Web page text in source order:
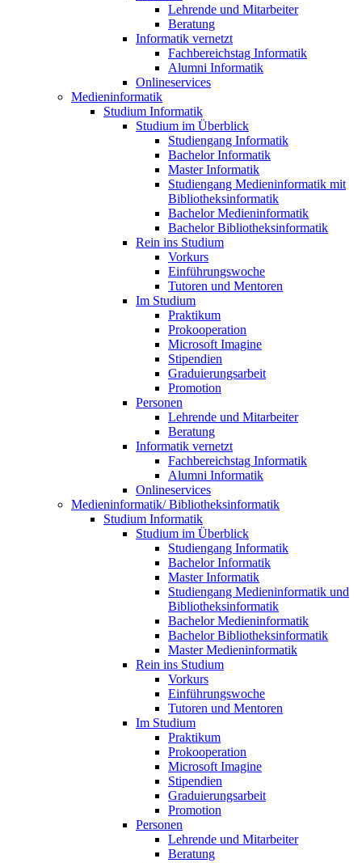
Lehrende und Mitarbeiter
Beratung
Informatik vernetzt
Fachbereichstag Informatik
Alumni Informatik
Onlineservices
Medieninformatik
Studium Informatik
Studium im Überblick
Studiengang Informatik
Bachelor Informatik
Master Informatik
Studiengang Medieninformatik mit
Bibliotheksinformatik
Bachelor Medieninformatik
Bachelor Bibliotheksinformatik
Rein ins Studium
Vorkurs
Einführungswoche
Tutoren und Mentoren
Im Studium
Praktikum
Prokooperation
Microsoft Imagine
Stipendien
Graduierungsarbeit
Promotion
Personen
Lehrende und Mitarbeiter
Beratung
Informatik vernetzt
Fachbereichstag Informatik
Alumni Informatik
Onlineservices
Medieninformatik/ Bibliotheksinformatik
Studium Informatik
Studium im Überblick
Studiengang Informatik
Bachelor Informatik
Master Informatik
Studiengang Medieninformatik und
Bibliotheksinformatik
Bachelor Medieninformatik
Bachelor Bibliotheksinformatik
Master Medieninformatik
Rein ins Studium
Vorkurs
Einführungswoche
Tutoren und Mentoren
Im Studium
Praktikum
Prokooperation
Microsoft Imagine
Stipendien
Graduierungsarbeit
Promotion
Personen
Lehrende und Mitarbeiter
Beratung